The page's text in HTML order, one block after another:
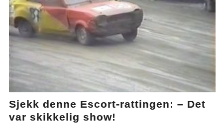
Sjekk denne Escort-rattingen: – Det
var skikkelig show!